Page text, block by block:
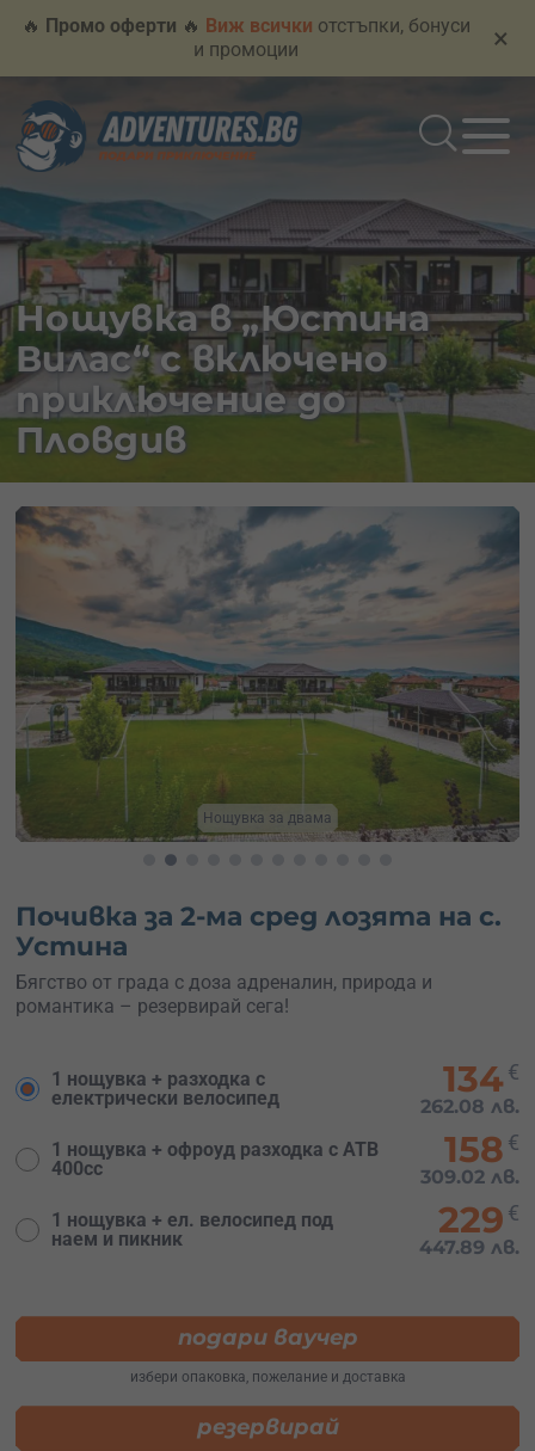
🔥 Промо оферти 🔥 Виж всички отстъпки, бонуси
и промоции
×
Нощувка в „Юстина
Вилас“ с включено
приключение до
Пловдив
Близо до Пловдив
Почивка за 2-ма сред лозята на с.
Устина
Бягство от града с доза адреналин, природа и
романтика – резервирай сега!
1 нощувка + разходка с
електрически велосипед
134€
262.08 лв.
1 нощувка + офроуд разходка с АТВ
400сс
158 €
309.02 лв.
1 нощувка + ел. велосипед под
наем и пикник
229 €
447.89 лв.
подари ваучер
избери опаковка, пожелание и доставка
резервирай